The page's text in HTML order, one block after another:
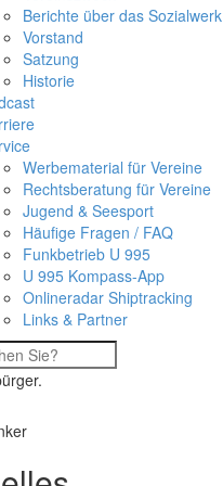
Berichte über das Sozialwerk
Vorstand
Satzung
Historie
Werbematerial für Vereine
Rechtsberatung für Vereine
Jugend & Seesport
Häufige Fragen / FAQ
Funkbetrieb U 995
U 995 Kompass-App
Onlineradar Shiptracking
Links & Partner